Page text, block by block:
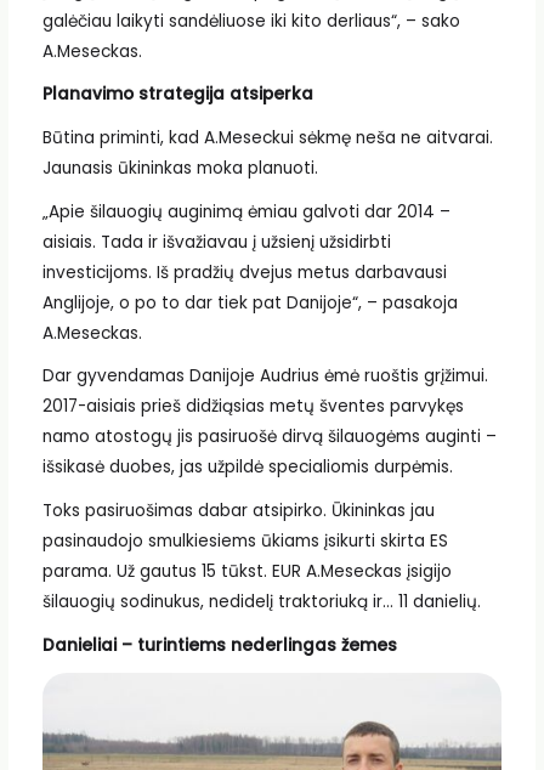
galėčiau laikyti sandėliuose iki kito derliaus“, – sako
A.Meseckas.
Planavimo strategija atsiperka
Būtina priminti, kad A.Meseckui sėkmę neša ne aitvarai.
Jaunasis ūkininkas moka planuoti.
„Apie šilauogių auginimą ėmiau galvoti dar 2014 –
aisiais. Tada ir išvažiavau į užsienį užsidirbti
investicijoms. Iš pradžių dvejus metus darbavausi
Anglijoje, o po to dar tiek pat Danijoje“, – pasakoja
A.Meseckas.
Dar gyvendamas Danijoje Audrius ėmė ruoštis grįžimui.
2017-aisiais prieš didžiąsias metų šventes parvykęs
namo atostogų jis pasiruošė dirvą šilauogėms auginti –
išsikasė duobes, jas užpildė specialiomis durpėmis.
Toks pasiruošimas dabar atsipirko. Ūkininkas jau
pasinaudojo smulkiesiems ūkiams įsikurti skirta ES
parama. Už gautus 15 tūkst. EUR A.Meseckas įsigijo
šilauogių sodinukus, nedidelį traktoriuką ir… 11 danielių.
Danieliai – turintiems nederlingas žemes